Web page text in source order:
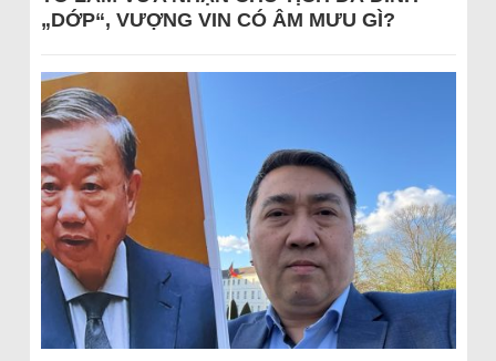
„DỚP“, VƯỢNG VIN CÓ ÂM MƯU GÌ?